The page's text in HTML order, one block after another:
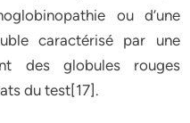
ou d’une
caractérisé par une
des globules rouges
du test[17].